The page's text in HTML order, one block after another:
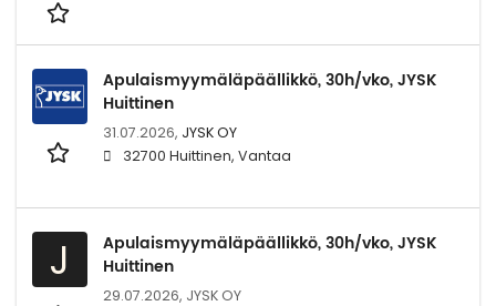
Apulaismyymäläpäällikkö, 30h/vko, JYSK
Huittinen
31.07.2026, JYSK OY
32700 Huittinen, Vantaa
J
Apulaismyymäläpäällikkö, 30h/vko, JYSK
Huittinen
29.07.2026, JYSK OY